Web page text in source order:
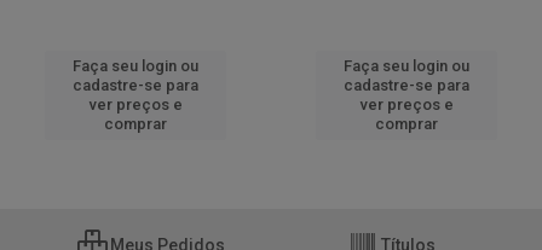
Faça seu login ou
cadastre-se para
ver preços e
comprar
Faça seu login ou
cadastre-se para
ver preços e
comprar
Meus Pedidos Títulos